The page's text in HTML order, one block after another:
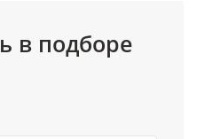
в подборе